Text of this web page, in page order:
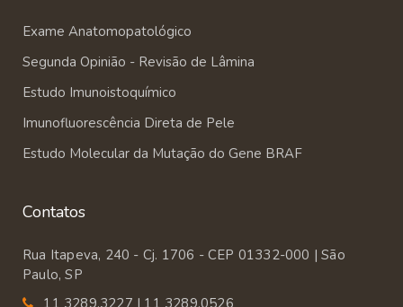
Exame Anatomopatológico
Segunda Opinião - Revisão de Lâmina
Estudo Imunoistoquímico
Imunofluorescência Direta de Pele
Estudo Molecular da Mutação do Gene BRAF
Contatos
Rua Itapeva, 240 - Cj. 1706 - CEP 01332-000 | São
Paulo, SP
11 3289.3227 | 11 3289.0526